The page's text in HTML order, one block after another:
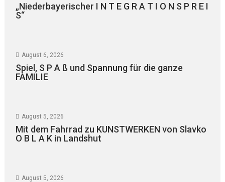
„Niederbayerischer I N T E G R A T I O N S P R E I
S“
August 6, 2026
Spiel, S P A ß und Spannung für die ganze
FAMILIE
August 5, 2026
Mit dem Fahrrad zu KUNSTWERKEN von Slavko
O B L A K in Landshut
August 5, 2026